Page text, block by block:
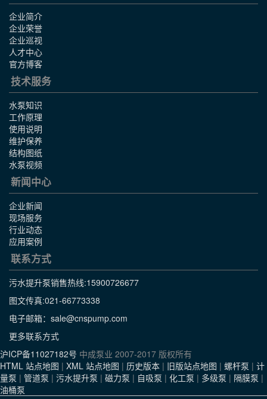
企业简介
企业荣誉
企业巡视
人才中心
官方博客
技术服务
水泵知识
工作原理
使用说明
维护保养
结构图纸
水泵视频
新闻中心
企业新闻
现场服务
行业动态
应用案例
联系方式
污水提升泵销售热线:15900726677
图文传真:021-66773338
电子邮箱：sale@cnspump.com
更多联系方式
沪ICP备11027182号 中成泵业 2007-2017 版权所有
HTML 站点地图 | XML 站点地图 | 历史版本 | 旧版站点地图 | 螺杆泵 | 计
量泵 | 管道泵 | 污水提升泵 | 磁力泵 | 自吸泵 | 化工泵 | 多级泵 | 隔膜泵 |
油桶泵